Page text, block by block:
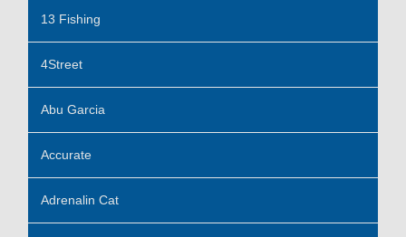
13 Fishing
4Street
Abu Garcia
Accurate
Adrenalin Cat